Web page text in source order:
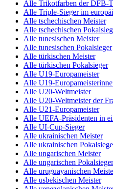
Alle Trikotfarben der DFB-
Alle Triple-Sieger im
Alle tschechischen Meister
Alle tschechischen
Alle tunesischen Meister
Alle tunesischen Pokalsieger
Alle türkischen Meister
Alle türkischen Pokalsieger
Alle U19-Europameister
Alle U19-
Alle U20-Weltmeister
Alle U20-Weltmeister der
Alle U21-Europameister
Alle UEFA-Präsidenten in
Alle UI-Cup-Sieger
Alle ukrainischen Meister
Alle ukrainischen
Alle ungarischen Meister
Alle ungarischen Pokalsieger
Alle uruguayanischen
Alle usbekischen Meister